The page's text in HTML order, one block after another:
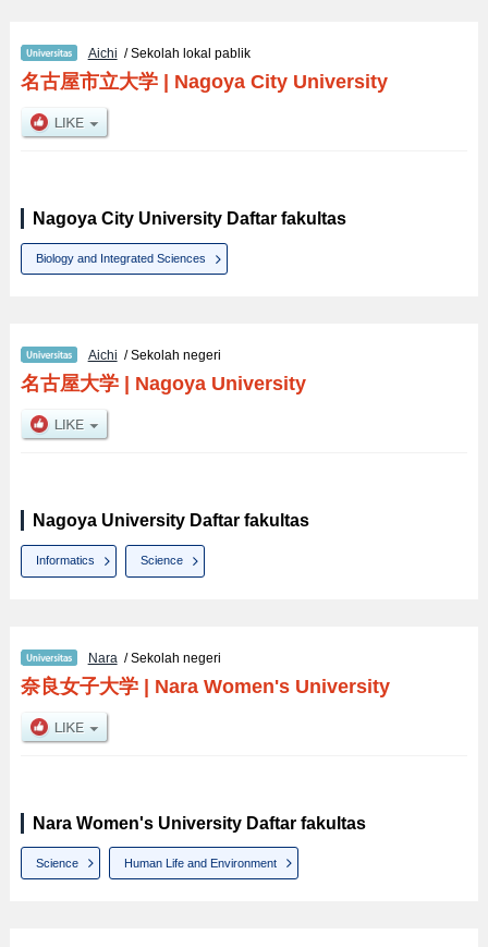
Aichi / Sekolah lokal pablik
名古屋市立大学| Nagoya City University
Nagoya City University Daftar fakultas
Biology and Integrated Sciences
Aichi / Sekolah negeri
名古屋大学| Nagoya University
Nagoya University Daftar fakultas
Informatics Science
Nara / Sekolah negeri
奈良女子大学| Nara Women's University
Nara Women's University Daftar fakultas
Science Human Life and Environment